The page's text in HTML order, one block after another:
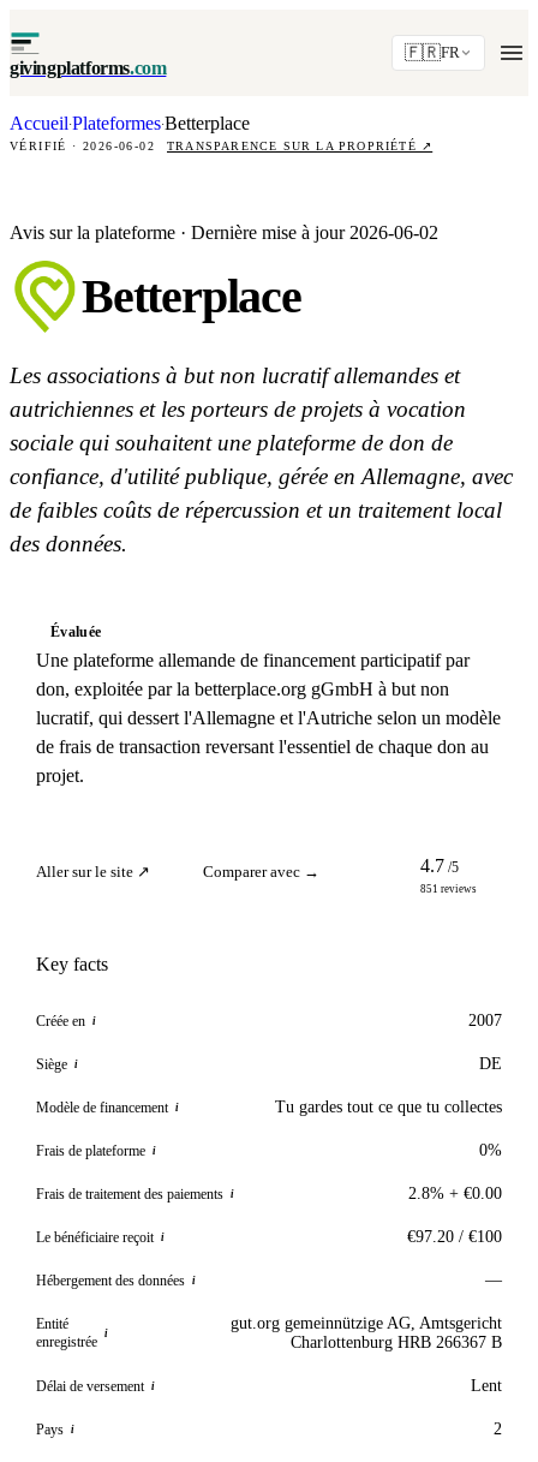
givingplatforms.com
🇫🇷FR
Accueil·Plateformes·Betterplace
VÉRIFIÉ · 2026-06-02 TRANSPARENCE SUR LA PROPRIÉTÉ ↗
Avis sur la plateforme · Dernière mise à jour 2026-06-02
Betterplace
Les associations à but non lucratif allemandes et
autrichiennes et les porteurs de projets à vocation
sociale qui souhaitent une plateforme de don de
confiance, d'utilité publique, gérée en Allemagne, avec
de faibles coûts de répercussion et un traitement local
des données.
Évaluée
Une plateforme allemande de financement participatif par
don, exploitée par la betterplace.org gGmbH à but non
lucratif, qui dessert l'Allemagne et l'Autriche selon un modèle
de frais de transaction reversant l'essentiel de chaque don au
projet.
Aller sur le site ↗ Comparer avec → 4.7 /5
851 reviews
Key facts
Créée en i 2007
Siège i DE
Modèle de financement i Tu gardes tout ce que tu collectes
Frais de plateforme i 0%
Frais de traitement des paiements i 2.8% + €0.00
Le bénéficiaire reçoit i €97.20 / €100
Hébergement des données i —
Entité
enregistrée i
gut.org gemeinnützige AG, Amtsgericht
Charlottenburg HRB 266367 B
Délai de versement i Lent
Pays i 2